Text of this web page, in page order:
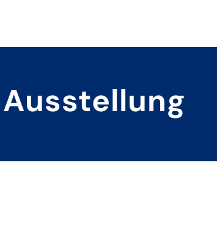
Ausstellung